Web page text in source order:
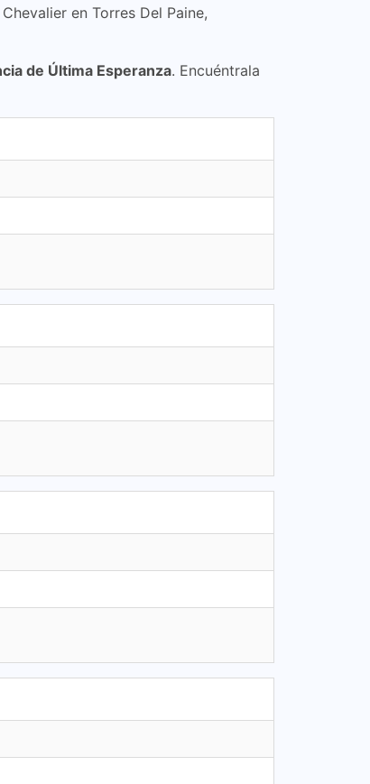
en Torres Del Paine,
de Última Esperanza. Encuéntrala